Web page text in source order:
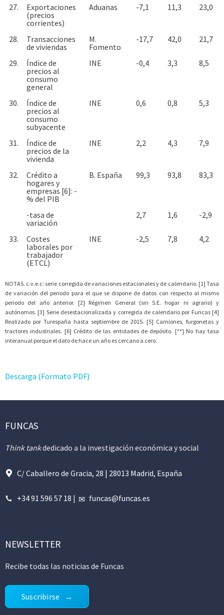
27.
Exportaciones
(precios
corrientes)
Aduanas -7,1 11,3 23,0
28.
Transacciones
de viviendas
M.
Fomento
-17,7 42,0 21,7
29.
Índice de
precios al
consumo
general
INE -0,4 3,3 8,5
30.
Índice de
precios al
consumo
subyacente
INE 0,6 0,8 5,3
31.
Índice de
precios de la
vivienda
INE 2,2 4,3 7,9
32.
Crédito a
hogares y
empresas [6]: -
% del PIB
B. España 99,3 93,8 83,3
-tasa de
variación
2,7 1,6 -2,9
33.
Costes
laborales por
trabajador
(ETCL)
INE -2,5 7,8 4,2
NOTAS. c.v.e.c: serie corregida de variaciones estacionales y de calendario. [1] Tasa
de variación del periodo para el que se dispone de datos con respecto al mismo
periodo del año anterior. [2] Régimen General (sin S.E. hogar ni agrario) y
autónomos. [3] Serie desestacionalizada y corregida de calendario por Funcas [4]
Realizado por Turespaña hasta septiembre de 2015. [5] Camiones, furgonetas y
tractores industriales. [6] Crédito de las entidades de depósito. [**] No hay tasa
interanual porque el dato de hace un año es cercano a cero.
Descarga (Formato PDF)
FUNCAS
Think tankdedicado a la investigación económica y social
C/ Caballero de Gracia, 28 | 28013 Madrid, España
+34 91 596 57 18 | funcas@funcas.es
NEWSLETTER
Recibe todas las noticias de Funcas
Suscribirse